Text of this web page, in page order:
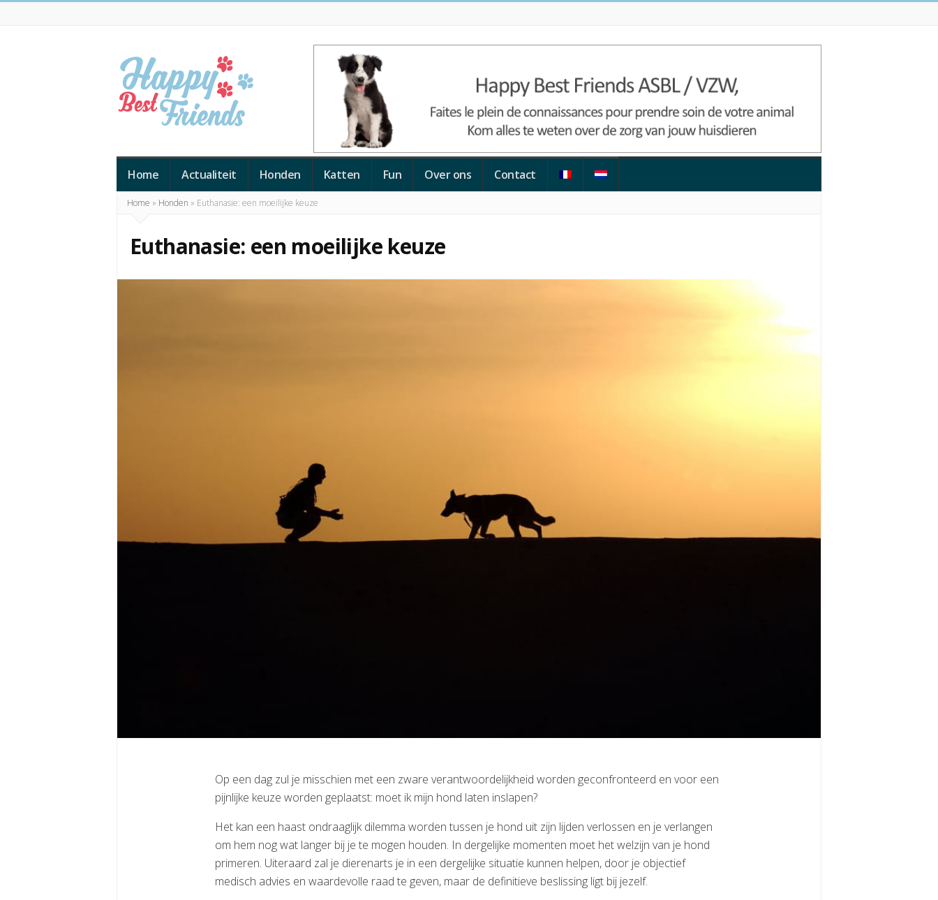
Best
Friends
Home Actualiteit Honden Katten Fun Over ons Contact
Home » Honden » Euthanasie: een moeilijke keuze
Euthanasie: een moeilijke keuze
Op een dag zul je misschien met een zware verantwoordelijkheid worden geconfronteerd en voor een
pijnlijke keuze worden geplaatst: moet ik mijn hond laten inslapen?
Het kan een haast ondraaglijk dilemma worden tussen je hond uit zijn lijden verlossen en je verlangen
om hem nog wat langer bij je te mogen houden. In dergelijke momenten moet het welzijn van je hond
primeren. Uiteraard zal je dierenarts je in een dergelijke situatie kunnen helpen, door je objectief
medisch advies en waardevolle raad te geven, maar de definitieve beslissing ligt bij jezelf.